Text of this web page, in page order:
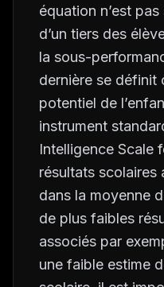
équation n’est
d’un tiers des
la sous-
dernière se définit
potentiel de
instrument
Intelligence Scale
résultats scolaires
dans la moyenne
de plus faibles
associés par
une faible estime